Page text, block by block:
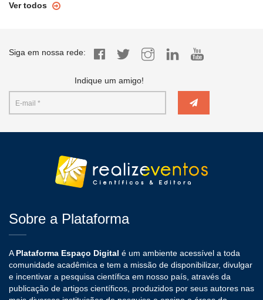
Ver todos
Siga em nossa rede:
Indique um amigo!
Sobre a Plataforma
A Plataforma Espaço Digital é um ambiente acessível a toda
comunidade acadêmica e tem a missão de disponibilizar, divulgar
e incentivar a pesquisa científica em nosso país, através da
publicação de artigos científicos, produzidos por seus autores nas